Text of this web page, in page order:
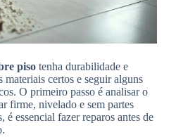
piso tenha durabilidade e
materiais certos e seguir alguns
O primeiro passo é analisar o
firme, nivelado e sem partes
é essencial fazer reparos antes de